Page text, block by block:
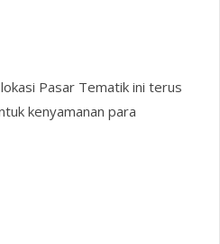
Pasar Tematik ini terus
kenyamanan para